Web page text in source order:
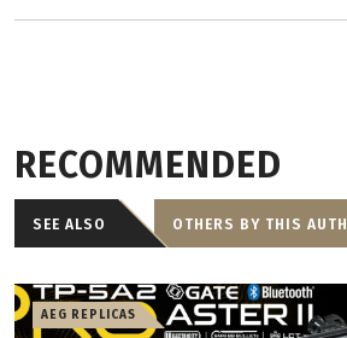
RECOMMENDED
SEE ALSO OTHERS BY THIS
AEG REPLICAS